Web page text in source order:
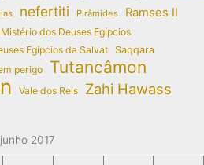
nefertiti Pirâmides Ramses II
dos Deuses Egípcios
Egípcios da Salvat
Saqqara
perigo
Tutancâmon
Vale dos Reis Zahi Hawass
junho 2017